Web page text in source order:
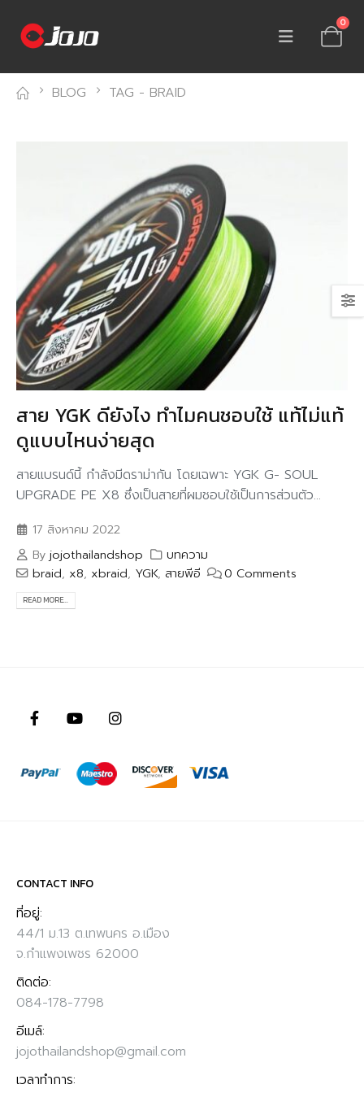
0
BLOG TAG - BRAID
สาย YGK ดียังไง ทำไมคนชอบใช้ แท้ไม่แท้
ดูแบบไหนง่ายสุด
สายแบรนด์นี้ กำลังมีดราม่ากัน โดยเฉพาะ YGK G- SOUL
UPGRADE PE X8 ซึ่งเป็นสายที่ผมชอบใช้เป็นการส่วนตัว...
17 สิงหาคม 2022
Byjojothailandshop
บทความ
braid, x8, xbraid, YGK, สายพีอี 0 Comments
READ MORE...
CONTACT INFO
ที่อยู่:
44/1 ม.13 ต.เทพนคร อ.เมือง
จ.กำแพงเพชร 62000
ติดต่อ:
084-178-7798
อีเมล์:
jojothailandshop@gmail.com
เวลาทำการ: